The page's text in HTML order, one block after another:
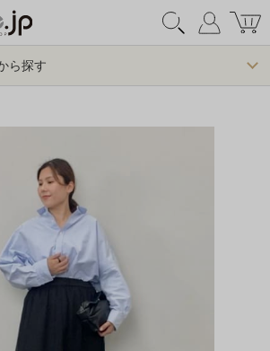
ら探す